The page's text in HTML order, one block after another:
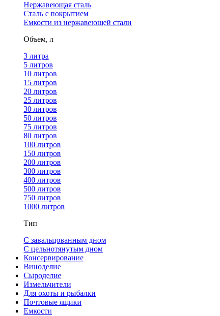
Нержавеющая сталь
Сталь с покрытием
Емкости из нержавеющей стали
Объем, л
3 литра
5 литров
10 литров
15 литров
20 литров
25 литров
30 литров
50 литров
75 литров
80 литров
100 литров
150 литров
200 литров
300 литров
400 литров
500 литров
750 литров
1000 литров
Тип
С завальцованным дном
С цельнотянутым дном
Консервирование
Виноделие
Сыроделие
Измельчители
Для охоты и рыбалки
Почтовые ящики
Емкости